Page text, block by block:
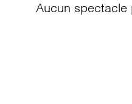
Aucun spectacle